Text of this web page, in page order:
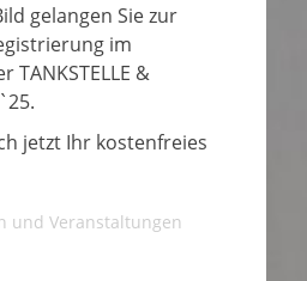
gelangen Sie zur
im
TANKSTELLE &
jetzt Ihr kostenfreies
und Veranstaltungen